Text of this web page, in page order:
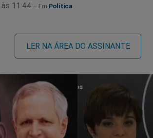
11:44 Política
LER NA ÁREA DO ASSINANTE